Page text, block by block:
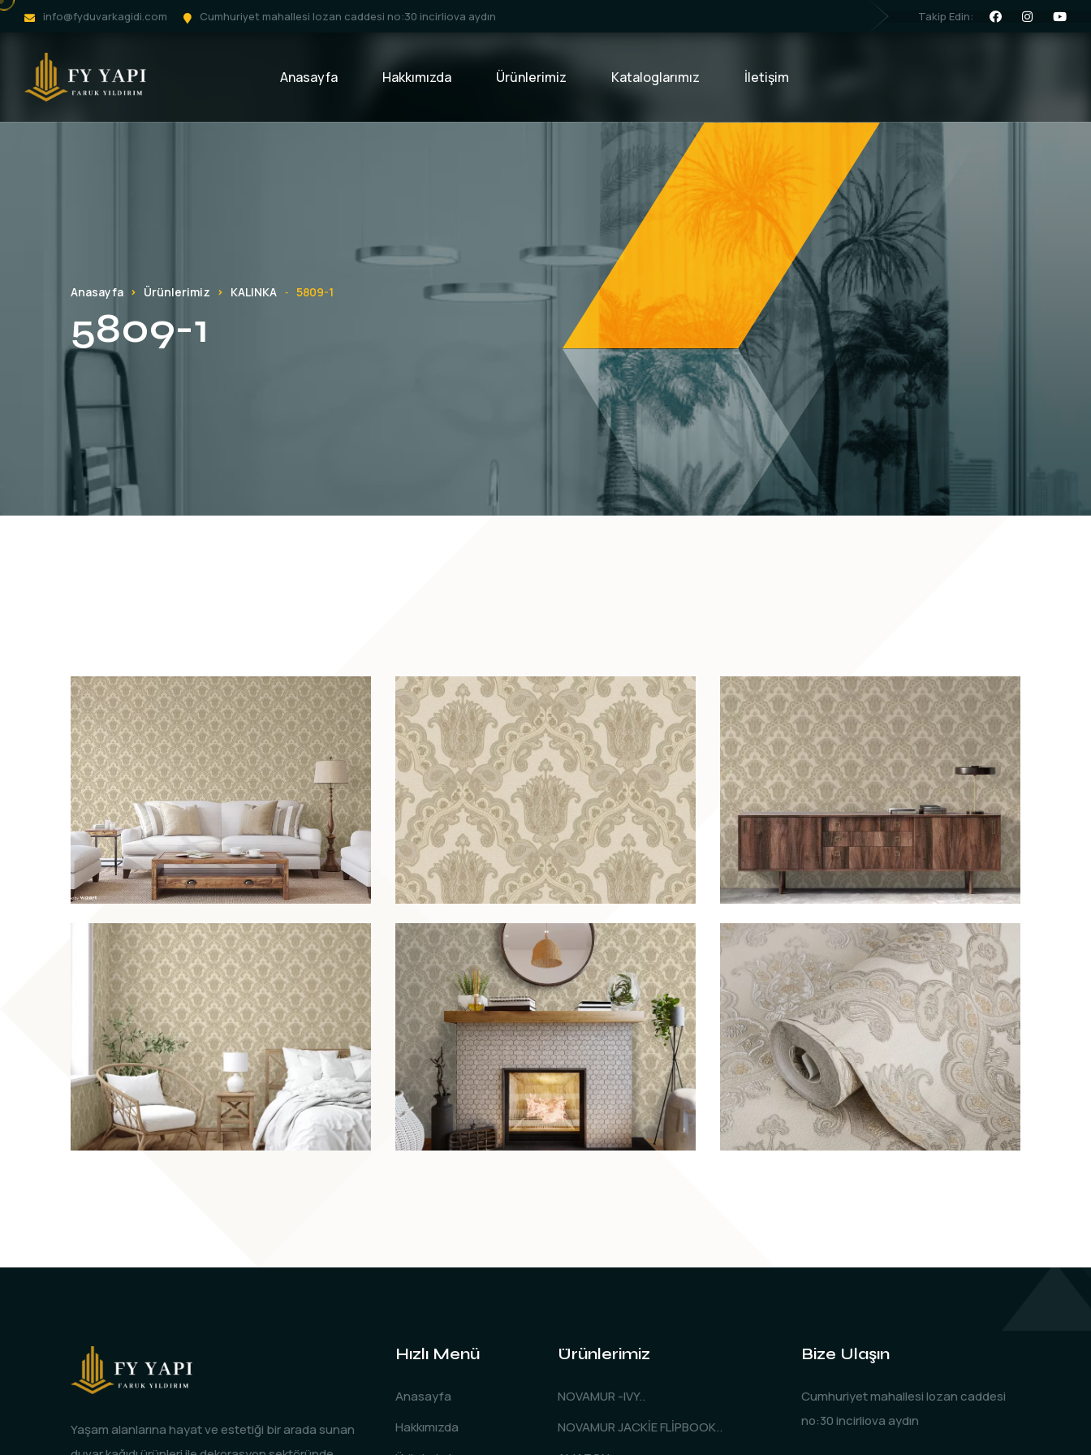
info@fyduvarkagidi.com Cumhuriyet mahallesi lozan caddesi no:30 incirliova aydın Takip Edin:
Anasayfa Hakkımızda Ürünlerimiz Kataloglarımız İletişim
Anasayfa Ürünlerimiz KALINKA - 5809-1
5809-1
Yaşam alanlarına hayat ve estetiği bir arada sunan
Hızlı Menü
Anasayfa
Hakkımızda
Ürünlerimiz
NOVAMUR -IVY..
NOVAMUR JACKİE FLİPBOOK..
Bize Ulaşın
Cumhuriyet mahallesi lozan caddesi
no:30 incirliova aydın